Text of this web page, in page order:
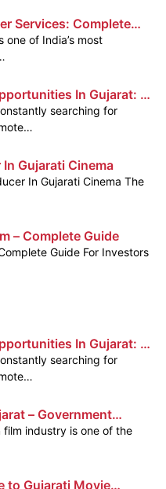
Services: Complete
In Gujarat
one of India’s most
In Gujarat: A
For Brands
searching for
Gujarati Cinema
In Gujarati Cinema The
– Complete Guide
Guide For Investors
In Gujarat: A
For Brands
searching for
– Government
industry is one of the
to Gujarati Movie